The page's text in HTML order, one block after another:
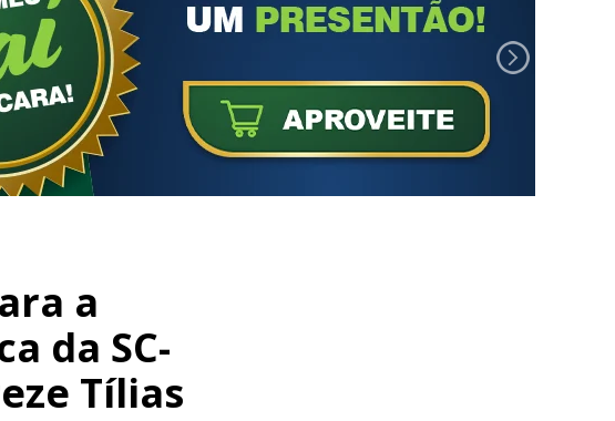
a
da SC-
Tílias